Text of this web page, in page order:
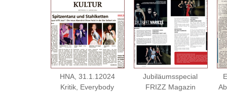
HNA, 31.1.12024
Kritik, Everybody
Jubiläumsspecial
FRIZZ Magazin